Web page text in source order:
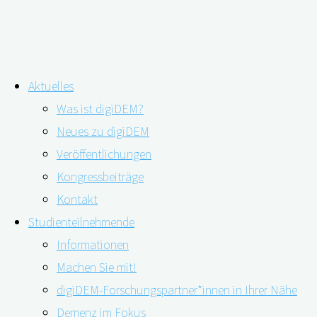
Inhalt
springen
Aktuelles
Was ist digiDEM?
Neues zu digiDEM
Veröffentlichungen
Kongressbeiträge
Kontakt
Studienteilnehmende
Informationen
Machen Sie mit!
digiDEM-Forschungspartner*innen in Ihrer Nähe
Demenz im Fokus
Demenz zeitgerecht diagnostizieren